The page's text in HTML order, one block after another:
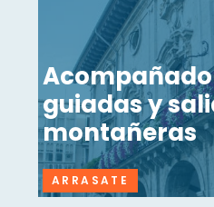
guiadas y
montañeras
ARRASATE